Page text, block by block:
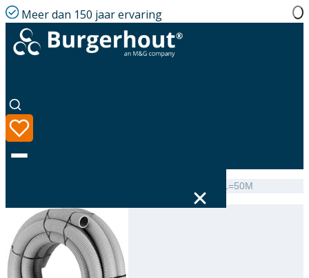
Meer dan 150 jaar ervaring
Taal
Assortiment
Flexline Flexible pipe PP 80 L=50M